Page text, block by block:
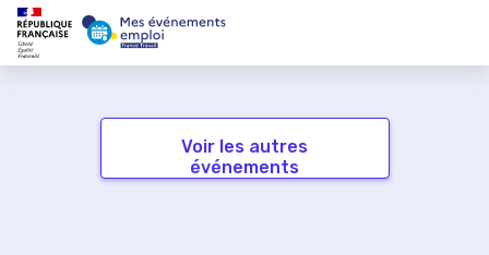
Voir les autres
événements